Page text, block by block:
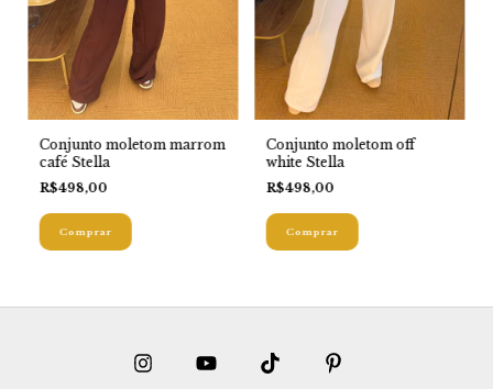
Conjunto moletom marrom
café Stella
R$498,00
Comprar
Conjunto moletom off
white Stella
R$498,00
Comprar